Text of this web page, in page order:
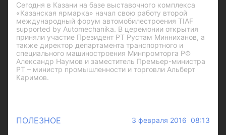
Сегодня в Казани на базе выставочного комплекса
«Казанская ярмарка» начал свою работу второй
международный форум автомобилестроения TIAF
supported by Automechanika. В церемонии открытия
приняли участие Президент РТ Рустам Минниханов, а
также директор департамента транспортного и
специального машиностроения Минпромторга РФ
Александр Наумов и заместитель Премьер-министра
РТ – министр промышленности и торговли Альберт
Каримов.
ПОЛЕЗНОЕ 3 февраля 2016 08:13